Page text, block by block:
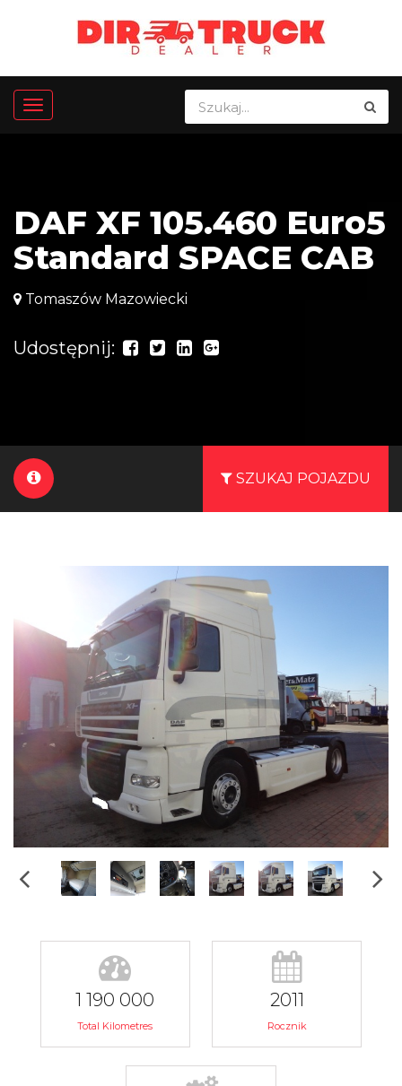
DAF XF 105.460 Euro5
Standard SPACE CAB
Tomaszów Mazowiecki
Udostępnij:
SZUKAJ POJAZDU
1 190 000
Total Kilometres
2011
Rocznik